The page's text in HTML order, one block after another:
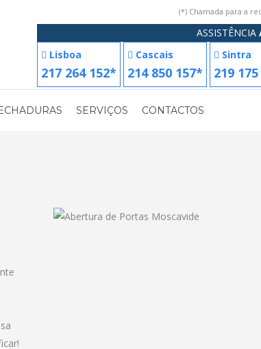
(*) Chamada para a
ASSISTÊNCIA
Lisboa
217 264 152*
Cascais
214 850 157*
Sintra
219
SERVIÇOS CONTACTOS